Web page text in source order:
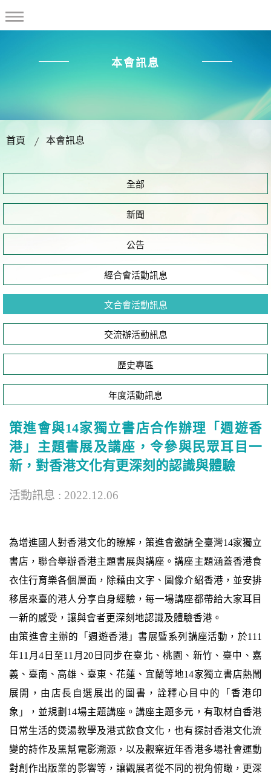
本會訊息
首頁 本會訊息
全部
新聞
公告
經合會活動訊息
文合會活動訊息
交流辦活動訊息
歷史專區
年度活動訊息
策進會與14家獨立書店合作辦理「週遊香
港」主題書展及講座，令參與民眾耳目一
新，對香港文化有更深刻的認識與體驗
活動訊息 : 2022.12.06
為增進國人對香港文化的瞭解，策進會邀請全臺灣14家獨立
書店，聯合舉辦香港主題書展與講座。講座主題涵蓋香港食
衣住行育樂各個層面，除藉由文字、圖像介紹香港，並安排
移居來臺的港人分享自身經驗，每一場講座都帶給大家耳目
一新的感受，讓與會者更深刻地認識及體驗香港。
由策進會主辦的「週遊香港」書展暨系列講座活動，於111
年11月4日至11月20日同步在臺北、桃園、新竹、臺中、嘉
義、臺南、高雄、臺東、花蓮、宜蘭等地14家獨立書店熱鬧
展開，由店長自選展出的圖書，詮釋心目中的「香港印
象」，並規劃14場主題講座。講座主題多元，有取材自香港
日常生活的煲湯教學及港式飲食文化，也有探討香港文化流
變的詩作及黑幫電影溯源，以及觀察近年香港多場社會運動
對創作出版業的影響等，讓觀展者從不同的視角俯瞰，更深